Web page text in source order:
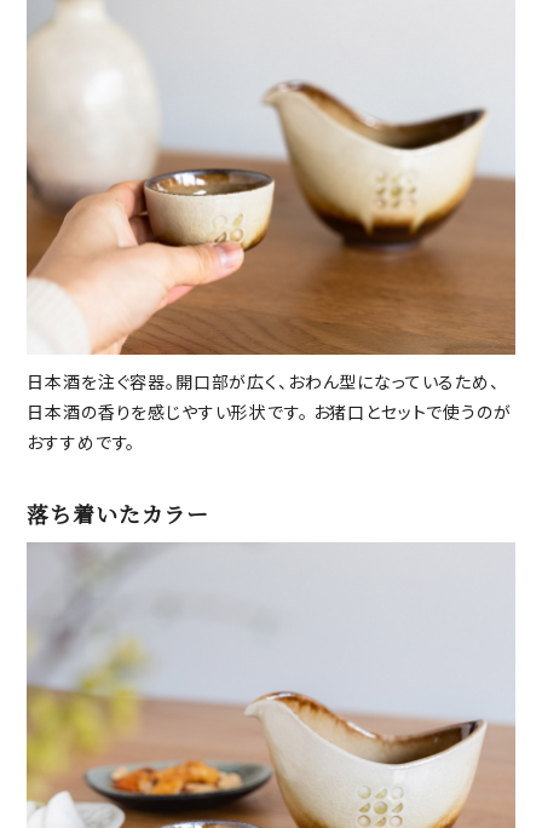
日本酒を注ぐ容器。開口部が広く、おわん型になっているため、
日本酒の香りを感じやすい形状です。 お猪口とセットで使うのが
おすすめです。
落ち着いたカラー